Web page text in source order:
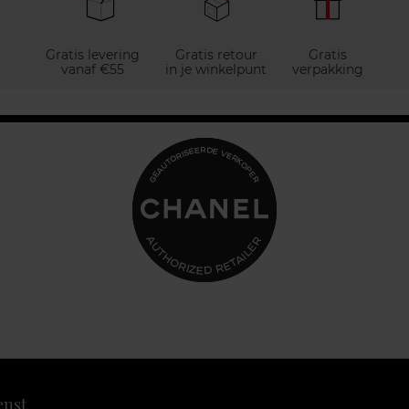
Gratis levering
vanaf €55
Gratis retour
in je winkelpunt
Gratis
verpakking